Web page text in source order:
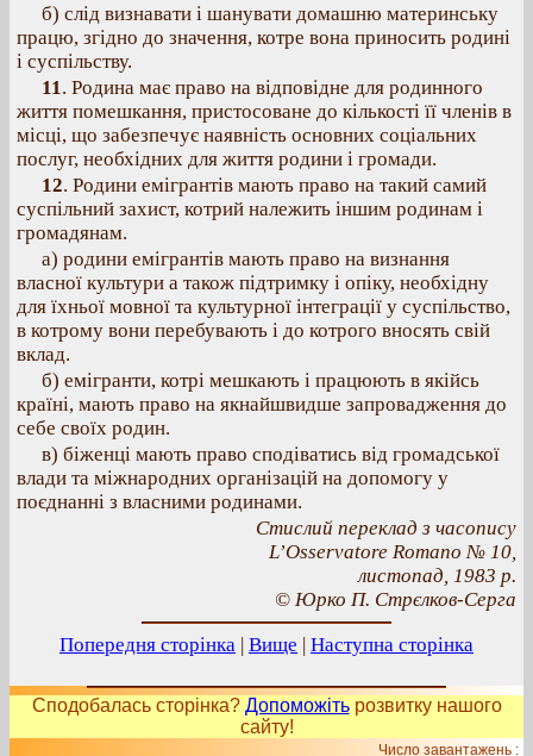
б) слід визнавати і шанувати домашню материнську
працю, згідно до значення, котре вона приносить родині
і суспільству.
11. Родина має право на відповідне для родинного
життя помешкання, пристосоване до кількості її членів в
місці, що забезпечує наявність основних соціальних
послуг, необхідних для життя родини і громади.
12. Родини емігрантів мають право на такий самий
суспільний захист, котрий належить іншим родинам і
громадянам.
а) родини емігрантів мають право на визнання
власної культури а також підтримку і опіку, необхідну
для їхньої мовної та культурної інтеграції у суспільство,
в котрому вони перебувають і до котрого вносять свій
вклад.
б) емігранти, котрі мешкають і працюють в якійсь
країні, мають право на якнайшвидше запровадження до
себе своїх родин.
в) біженці мають право сподіватись від громадської
влади та міжнародних організацій на допомогу у
поєднанні з власними родинами.
Стислий переклад з часопису
L’Osservatore Romano № 10,
листопад, 1983 р.
© Юрко П. Стрєлков-Серга
Попередня сторінка | Вище | Наступна сторінка
Сподобалась сторінка? Допоможітьрозвитку нашого
сайту!
Число завантажень :